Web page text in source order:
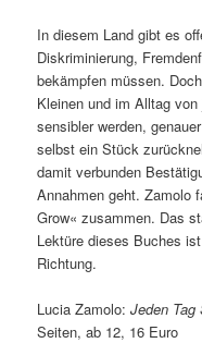
In diesem Land gibt es
Diskriminierung,
bekämpfen müssen.
Kleinen und im Alltag
sensibler werden,
selbst ein Stück
damit verbunden
Annahmen geht. Zamolo
Grow« zusammen. Das
Lektüre dieses Buches
Richtung.
Lucia Zamolo:Jeden Tag
Seiten, ab 12, 16 Euro